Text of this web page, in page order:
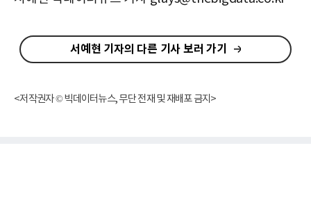
서예현 기자의 다른 기사 보러 가기
<저작권자 © 빅데이터뉴스, 무단 전재 및 재배포 금지>